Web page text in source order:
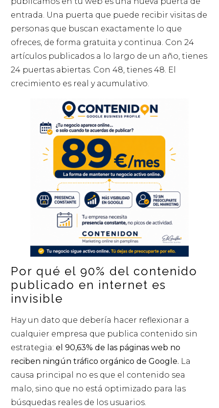
entrada. Una puerta que puede recibir visitas de
personas que buscan exactamente lo que
ofreces, de forma gratuita y continua. Con 24
artículos publicados a lo largo de un año, tienes
24 puertas abiertas. Con 48, tienes 48. El
crecimiento es real y acumulativo.
Por qué el 90% del contenido
publicado en internet es
invisible
Hay un dato que debería hacer reflexionar a
cualquier empresa que publica contenido sin
estrategia:el 90,63% de las páginas web no
reciben ningún tráfico orgánico de Google. La
causa principal no es que el contenido sea
malo, sino que no está optimizado para las
búsquedas reales de los usuarios.